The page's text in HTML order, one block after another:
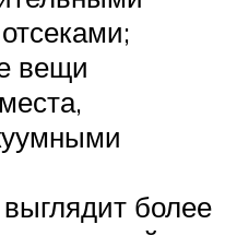
вещи
более